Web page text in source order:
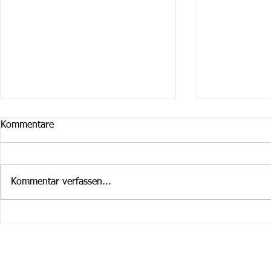
Kommentare
Kommentar verfassen...